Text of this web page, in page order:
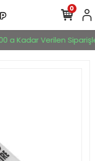
a Kadar Verilen
0